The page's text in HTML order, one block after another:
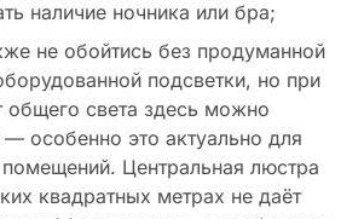
наличие ночника или бра;
не обойтись без продуманной
подсветки, но при
общего света здесь можно
— особенно это актуально для
Центральная люстра
квадратных метрах не даёт